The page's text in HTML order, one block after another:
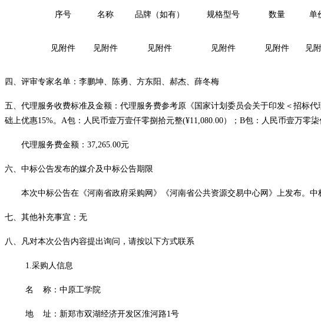
序号 名称 品牌（如有） 规格型号 数量 单
见附件 见附件 见附件 见附件 见附件 见
四、评审专家名单：李鹏坤、陈勇、方东阳、郝杰、薛冬梅
五、代理服务收费标准及金额： 代理服务费参考原《国家计划委员会关于印发＜招标
础上优惠15%。 A包：人民币壹万壹仟零捌拾元整(¥11,080.00） ； B包：人民币壹万零柒
代理服务费金额： 37,265.00元
六、中标公告发布的媒介及中标公告期限
本次中标公告在《河南省政府采购网》《河南省公共资源交易中心网》上发布。中
七、其他补充事宜：无
八、凡对本次公告内容提出询问，请按以下方式联系
1.采购人信息
名 称：中原工学院
地 址：新郑市双湖经济开发区淮河路1号